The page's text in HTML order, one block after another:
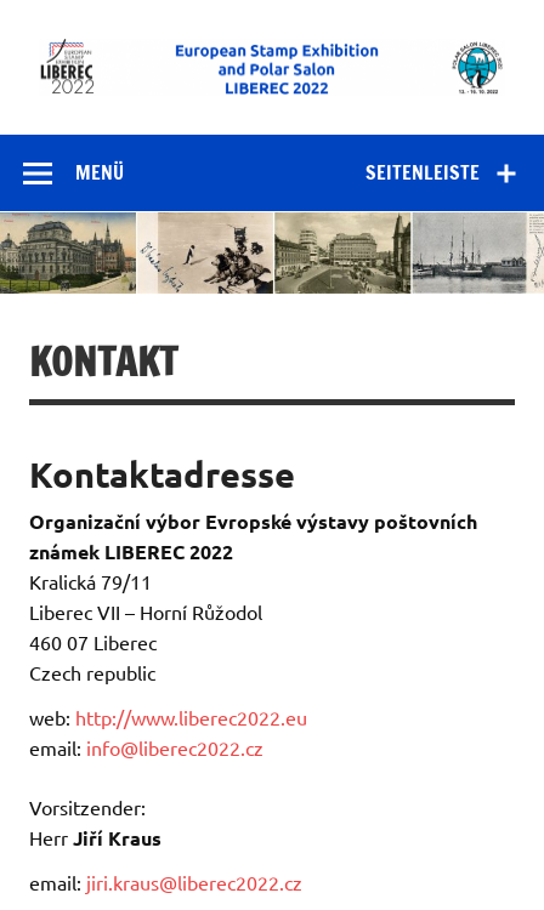
springen
Exhibition and
Polar Salon
LIBEREC 2022
SEITENLEISTE
MENÜ
KONTAKT
Kontaktadresse
Organizační výbor Evropské výstavy poštovních
známek LIBEREC 2022
Kralická 79/11
Liberec VII – Horní Růžodol
460 07 Liberec
Czech republic
web: http://www.liberec2022.eu
email: info@liberec2022.cz
Vorsitzender:
Herr Jiří Kraus
email: jiri.kraus@liberec2022.cz